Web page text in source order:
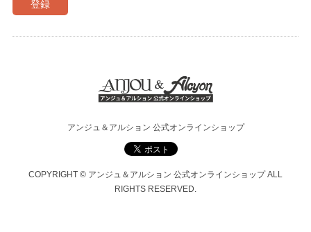
登録
アンジュ＆アルション 公式オンラインショップ
COPYRIGHT © アンジュ＆アルション 公式オンラインショップ ALL
RIGHTS RESERVED.